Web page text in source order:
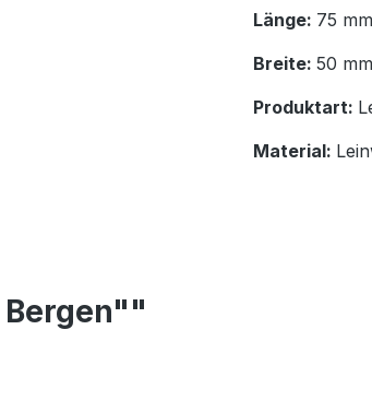
Länge: 75 mm
Breite: 50 mm
Produktart:
Material: